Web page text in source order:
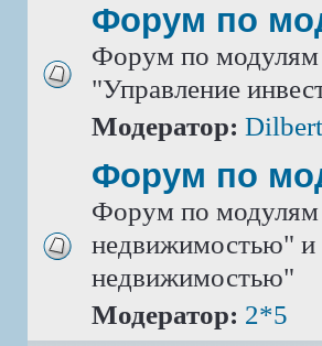
Форум по
Форум по модулям
"Управление
Модератор: Dilbert
Форум по
Форум по модулям
недвижимостью" и
недвижимостью"
Модератор: 2*5